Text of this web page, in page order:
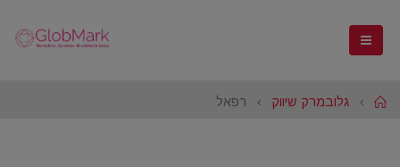
Home
גלובמרק שיווק רפאל